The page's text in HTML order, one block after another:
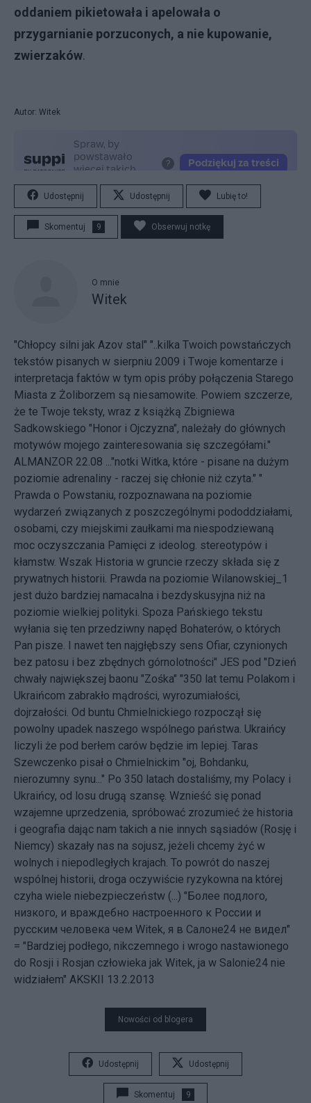
oddaniem pikietowała i apelowała o
przygarnianie porzuconych, a nie kupowanie,
zwierzaków.
Autor: Witek
Udostępnij Udostępnij Lubię to!
Skomentuj 9 Obserwuj notkę
O mnie
Witek
"Chłopcy silni jak Azov stal" "..kilka Twoich powstańczych
tekstów pisanych w sierpniu 2009 i Twoje komentarze i
interpretacja faktów w tym opis próby połączenia Starego
Miasta z Żoliborzem są niesamowite. Powiem szczerze,
że te Twoje teksty, wraz z książką Zbigniewa
Sadkowskiego "Honor i Ojczyzna", należały do głównych
motywów mojego zainteresowania się szczegółami."
ALMANZOR 22.08 ..."notki Witka, które - pisane na dużym
poziomie adrenaliny - raczej się chłonie niż czyta." "
Prawda o Powstaniu, rozpoznawana na poziomie
wydarzeń związanych z poszczególnymi pododdziałami,
osobami, czy miejskimi zaułkami ma niespodziewaną
moc oczyszczania Pamięci z ideolog. stereotypów i
kłamstw. Wszak Historia w gruncie rzeczy składa się z
prywatnych historii. Prawda na poziomie Wilanowskiej_1
jest dużo bardziej namacalna i bezdyskusyjna niż na
poziomie wielkiej polityki. Spoza Pańskiego tekstu
wyłania się ten przedziwny napęd Bohaterów, o których
Pan pisze. I nawet ten najgłębszy sens Ofiar, czynionych
bez patosu i bez zbędnych górnolotności" JES pod "Dzień
chwały największej baonu "Zośka" "350 lat temu Polakom i
Ukraińcom zabrakło mądrości, wyrozumiałości,
dojrzałości. Od buntu Chmielnickiego rozpoczął się
powolny upadek naszego wspólnego państwa. Ukraińcy
liczyli że pod berłem carów będzie im lepiej. Taras
Szewczenko pisał o Chmielnickim "oj, Bohdanku,
nierozumny synu..." Po 350 latach dostaliśmy, my Polacy i
Ukraińcy, od losu drugą szansę. Wznieść się ponad
wzajemne uprzedzenia, spróbować zrozumieć że historia
i geografia dając nam takich a nie innych sąsiadów (Rosję i
Niemcy) skazały nas na sojusz, jeżeli chcemy żyć w
wolnych i niepodległych krajach. To powrót do naszej
wspólnej historii, droga oczywiście ryzykowna na której
czyha wiele niebezpieczeństw (...) "Более подлого,
низкого, и враждебно настроенного к России и
русским человека чем Witek, я в Салоне24 не видел"
= "Bardziej podłego, nikczemnego i wrogo nastawionego
do Rosji i Rosjan człowieka jak Witek, ja w Salonie24 nie
widziałem" AKSKII 13.2.2013
Nowości od blogera
Udostępnij Udostępnij
Skomentuj 9